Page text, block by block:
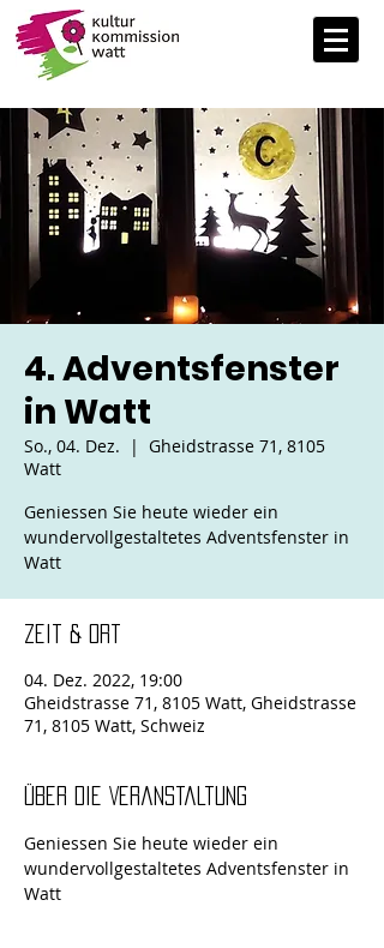
4. Adventsfenster
in Watt
So., 04. Dez.
  |
Gheidstrasse 71, 8105
Watt
Geniessen Sie heute wieder ein
wundervollgestaltetes Adventsfenster in
Zeit & Ort
04. Dez. 2022, 19:00
Gheidstrasse 71, 8105 Watt, Gheidstrasse
71, 8105 Watt, Schweiz
Über die Veranstaltung
Geniessen Sie heute wieder ein
wundervollgestaltetes Adventsfenster in
Watt